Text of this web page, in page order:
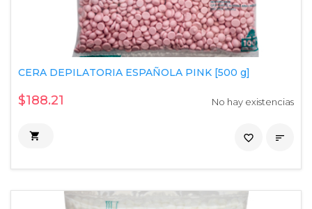
CERA DEPILATORIA ESPAÑOLA PINK [500 g]
$188.21 No hay existencias
 
favorite_border